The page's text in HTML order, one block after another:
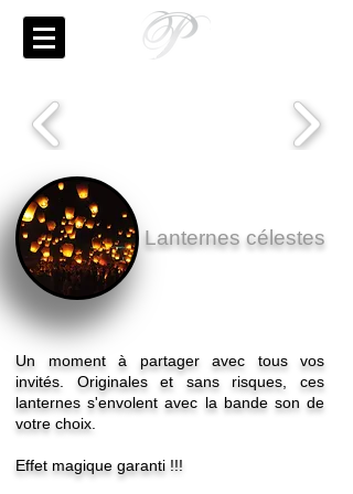
Lanternes célestes
Un moment à partager avec tous vos
invités. Originales et sans risques, ces
lanternes s'envolent avec la bande son de
votre choix.
Effet magique garanti !!!